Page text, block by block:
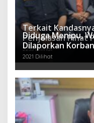
Terkait
Penjelasan Pihat
2233 Dilihat
Diduga Menipu,
Dilaporkan
2021 Dilihat